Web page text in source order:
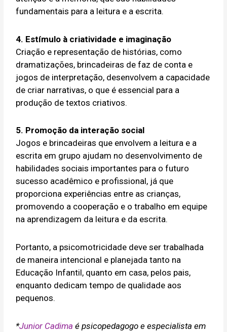
fundamentais para a leitura e a escrita.
4. Estímulo à criatividade e imaginação
Criação e representação de histórias, como
dramatizações, brincadeiras de faz de conta e
jogos de interpretação, desenvolvem a capacidade
de criar narrativas, o que é essencial para a
produção de textos criativos.
5. Promoção da interação social
Jogos e brincadeiras que envolvem a leitura e a
escrita em grupo ajudam no desenvolvimento de
habilidades sociais importantes para o futuro
sucesso acadêmico e profissional, já que
proporciona experiências entre as crianças,
promovendo a cooperação e o trabalho em equipe
na aprendizagem da leitura e da escrita.
Portanto, a psicomotricidade deve ser trabalhada
de maneira intencional e planejada tanto na
Educação Infantil, quanto em casa, pelos pais,
enquanto dedicam tempo de qualidade aos
pequenos.
*Junior Cadima é psicopedagogo e especialista em